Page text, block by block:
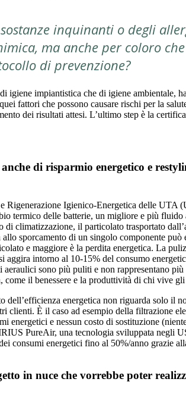
inquinanti o degli
ma anche per coloro
di prevenzione?
igiene impiantistica che di igiene ambientale,
fattori che possono causare rischi per la
dei risultati attesi. L’ultimo step è la
di risparmio energetico e
Igienico-Energetica delle UTA
termico delle batterie, un migliore e più
climatizzazione, il particolato trasportato
sporcamento di un singolo componente
e maggiore è la perdita energetica. La
aggira intorno al 10-15% del consumo
sono più puliti e non rappresentano
come il benessere e la produttività di chi vive
dell’efficienza energetica non riguarda solo il
clienti. È il caso ad esempio della filtrazione
energetici e nessun costo di sostituzione
PureAir, una tecnologia sviluppata negli
consumi energetici fino al 50%/anno grazie
in nuce che vorrebbe poter